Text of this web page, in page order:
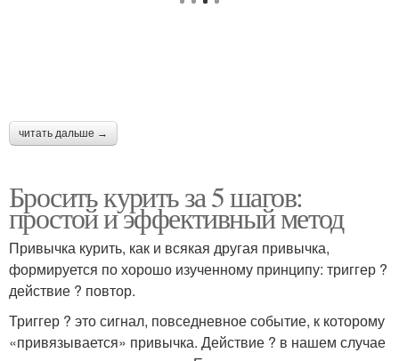
читать дальше →
Бросить курить за 5 шагов:
простой и эффективный метод
Привычка курить, как и всякая другая привычка,
формируется по хорошо изученному принципу: триггер ?
действие ? повтор.
Триггер ? это сигнал, повседневное событие, к которому
«привязывается» привычка. Действие ? в нашем случае